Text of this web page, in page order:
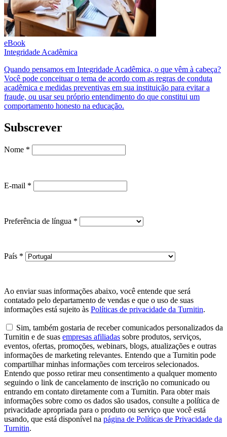
eBook
Integridade Acadêmica
Quando pensamos em Integridade Acadêmica, o que vêm à cabeça?
Você pode conceituar o tema de acordo com as regras de conduta
acadêmica e medidas preventivas em sua instituição para evitar a
fraude, ou usar seu próprio entendimento do que constitui um
comportamento honesto na educação.
Subscrever
Nome *
E-mail *
Preferência de língua *
País *
Ao enviar suas informações abaixo, você entende que será
contatado pelo departamento de vendas e que o uso de suas
informações está sujeito às Políticas de privacidade da Turnitin.
Sim, também gostaria de receber comunicados personalizados da
Turnitin e de suas empresas afiliadas sobre produtos, serviços,
eventos, ofertas, promoções, webinars, blogs, atualizações e outras
informações de marketing relevantes. Entendo que a Turnitin pode
compartilhar minhas informações com terceiros selecionados.
Entendo que posso retirar meu consentimento a qualquer momento
seguindo o link de cancelamento de inscrição no comunicado ou
entrando em contato diretamente com a Turnitin. Para obter mais
informações sobre como os dados são usados, consulte a política de
privacidade apropriada para o produto ou serviço que você está
usando, que está disponível na página de Políticas de Privacidade da
Turnitin.